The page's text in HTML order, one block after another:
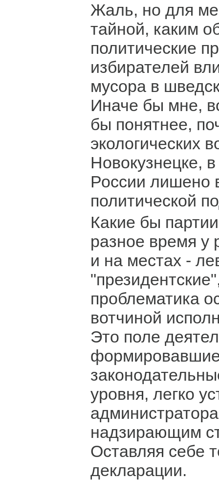
Жаль, но для
тайной, каким
политические
избирателей
мусора в
Иначе бы мне,
бы понятнее,
экологических
Новокузнецке,
России лишено
политической
Какие бы
разное время у
и на местах -
проблематика
вотчиной
Это поле
уровня, легко
надзирающим
Оставляя себе
декларации.